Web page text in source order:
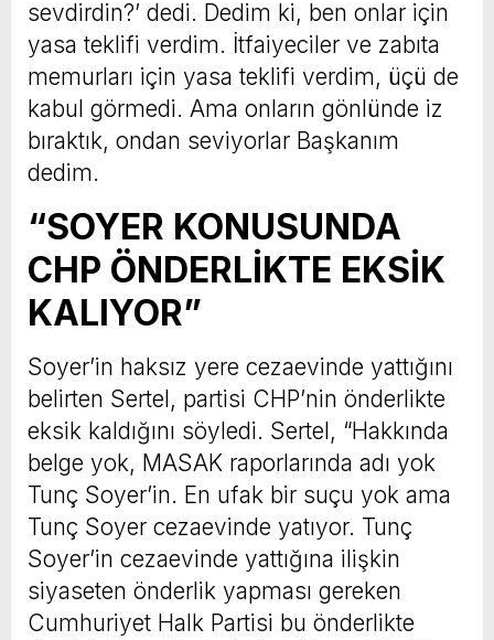
sevdirdin?’ dedi. Dedim ki, ben onlar için
yasa teklifi verdim. İtfaiyeciler ve zabıta
memurları için yasa teklifi verdim, üçü de
kabul görmedi. Ama onların gönlünde iz
bıraktık, ondan seviyorlar Başkanım
dedim.
“SOYER KONUSUNDA
CHP ÖNDERLİKTE EKSİK
KALIYOR”
Soyer’in haksız yere cezaevinde yattığını
belirten Sertel, partisi CHP’nin önderlikte
eksik kaldığını söyledi. Sertel, “Hakkında
belge yok, MASAK raporlarında adı yok
Tunç Soyer’in. En ufak bir suçu yok ama
Tunç Soyer cezaevinde yatıyor. Tunç
Soyer’in cezaevinde yattığına ilişkin
siyaseten önderlik yapması gereken
Cumhuriyet Halk Partisi bu önderlikte